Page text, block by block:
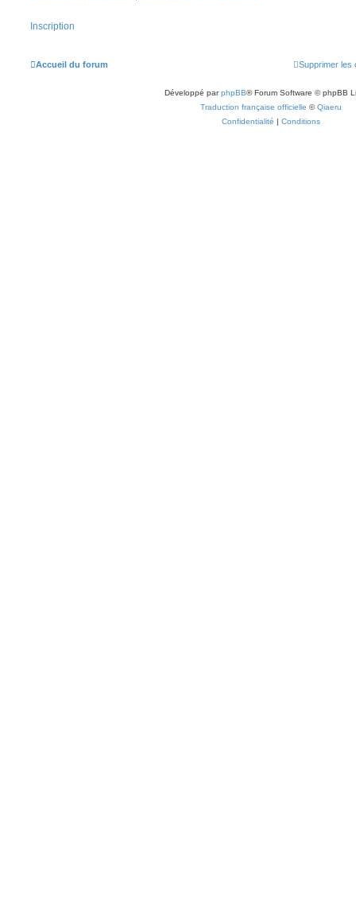
Inscription
Accueil du forum Supprimer les
Développé parphpBB® Forum Software © phpBB
Traduction française officielle ©Qiaeru
Confidentialité | Conditions